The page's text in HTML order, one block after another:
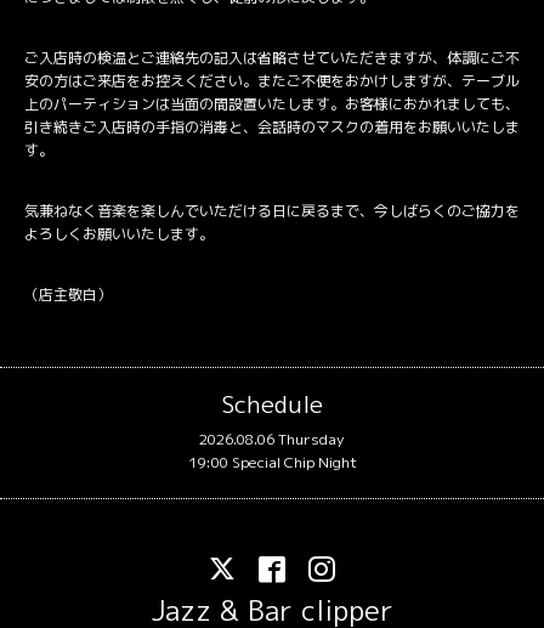
ご入店時の検温とご連絡先の記入は省略させていただきますが、体調にご不
安の方はご来店をお控えください。またご不便をおかけしますが、テーブル
上のパーティションは当面の間設置いたします。お客様におかれましても、
引き続きご入店時の手指の消毒と、会話時のマスクの着用をお願いいたしま
す。
気兼ねなく音楽を楽しんでいただける日に戻るまで、今しばらくのご協力を
よろしくお願いいたします。
（店主敬白）
Schedule
2026.08.06 Thursday
19:00 Special Chip Night
Jazz & Bar clipper